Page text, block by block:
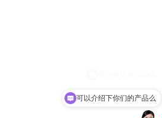
可以介绍下你们的产品么